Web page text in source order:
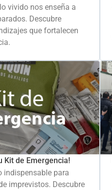
vivido nos enseña a
Descubre
que fortalecen
Kit de Emergencia!
indispensable para
imprevistos. Descubre